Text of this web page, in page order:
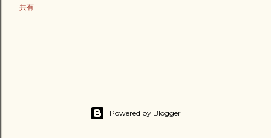
共有
Powered by Blogger